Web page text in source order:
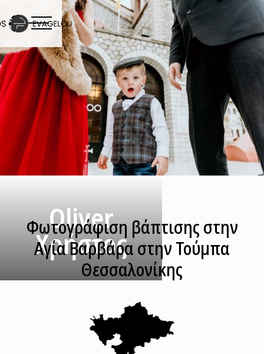
Oliver
Χρήστος
Φωτογράφιση βάπτισης στην
Αγία Βαρβάρα στην Τούμπα
Θεσσαλονίκης